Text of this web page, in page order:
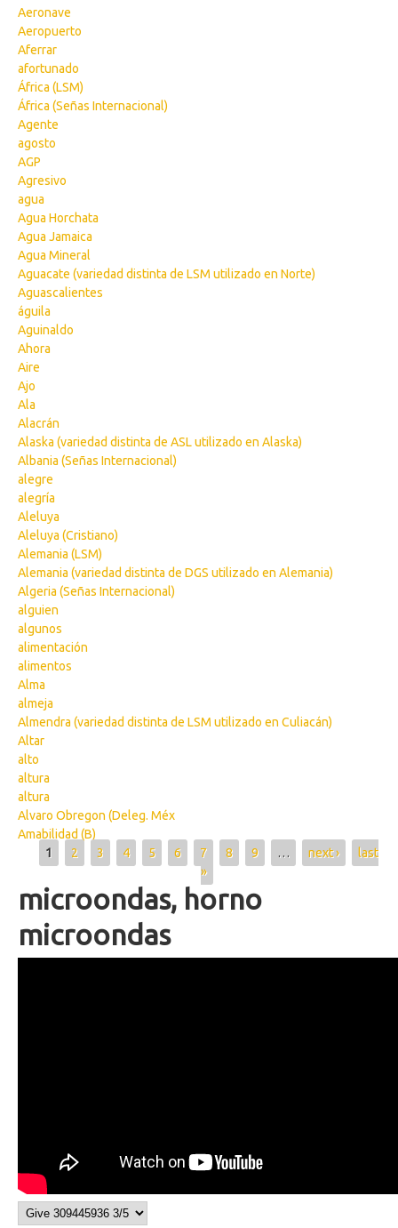
Aeronave
Aeropuerto
Aferrar
afortunado
África (LSM)
África (Señas Internacional)
Agente
agosto
AGP
Agresivo
agua
Agua Horchata
Agua Jamaica
Agua Mineral
Aguacate (variedad distinta de LSM utilizado en Norte)
Aguascalientes
águila
Aguinaldo
Ahora
Aire
Ajo
Ala
Alacrán
Alaska (variedad distinta de ASL utilizado en Alaska)
Albania (Señas Internacional)
alegre
alegría
Aleluya
Aleluya (Cristiano)
Alemania (LSM)
Alemania (variedad distinta de DGS utilizado en Alemania)
Algeria (Señas Internacional)
alguien
algunos
alimentación
alimentos
Alma
almeja
Almendra (variedad distinta de LSM utilizado en Culiacán)
Altar
alto
altura
altura
Alvaro Obregon (Deleg. Méx
Amabilidad (B)
Pages
1 2 3 4 5 6 7 8 9 … next ›
last
»
microondas, horno
microondas